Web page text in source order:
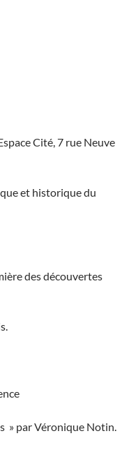
Cité, 7 rue Neuve
et historique du
des découvertes
» par Véronique Notin.